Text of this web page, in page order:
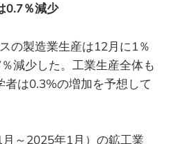
0.7％減少
の製造業生産は12月に1％
減少した。工業生産全体も
は0.3%の増加を予想して
～2025年1月）の鉱工業